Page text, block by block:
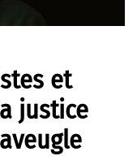
et
justice